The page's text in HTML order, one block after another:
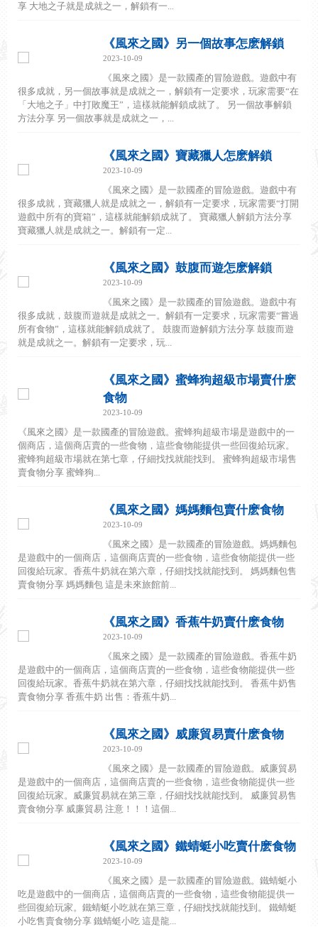
享 大地之子就是成就之一，解鎖有一...
《風來之國》另一個故事怎麽解鎖
2023-10-09
《風來之國》是一款國產的冒險遊戲。遊戲中有
很多成就，另一個故事就是成就之一，解鎖有一定要求，玩家需要“在
「大地之子」中打敗魔王”，這樣就能解鎖成就了。 另一個故事解鎖
方法分享 另一個故事就是成就之一，...
《風來之國》寶藏獵人怎麽解鎖
2023-10-09
《風來之國》是一款國產的冒險遊戲。遊戲中有
很多成就，寶藏獵人就是成就之一，解鎖有一定要求，玩家需要“打開
遊戲中所有的寶箱”，這樣就能解鎖成就了。 寶藏獵人解鎖方法分享
寶藏獵人就是成就之一。解鎖有一定...
《風來之國》鼓腹而遊怎麽解鎖
2023-10-09
《風來之國》是一款國產的冒險遊戲。遊戲中有
很多成就，鼓腹而遊就是成就之一。解鎖有一定要求，玩家需要“嘗過
所有食物”，這樣就能解鎖成就了。 鼓腹而遊解鎖方法分享 鼓腹而遊
就是成就之一。解鎖有一定要求，玩...
《風來之國》蜜蜂狗超級市場賣什麽
食物
2023-10-09
《風來之國》是一款國產的冒險遊戲。蜜蜂狗超級市場是遊戲中的一
個商店，這個商店賣的一些食物，這些食物能提供一些回復給玩家。
蜜蜂狗超級市場就在第七章，仔細找找就能找到。 蜜蜂狗超級市場售
賣食物分享 蜜蜂狗...
《風來之國》媽媽麵包賣什麽食物
2023-10-09
《風來之國》是一款國產的冒險遊戲。媽媽麵包
是遊戲中的一個商店，這個商店賣的一些食物，這些食物能提供一些
回復給玩家。香蕉牛奶就在第六章，仔細找找就能找到。 媽媽麵包售
賣食物分享 媽媽麵包 這是未來旅館前...
《風來之國》香蕉牛奶賣什麽食物
2023-10-09
《風來之國》是一款國產的冒險遊戲。香蕉牛奶
是遊戲中的一個商店，這個商店賣的一些食物，這些食物能提供一些
回復給玩家。香蕉牛奶就在第六章，仔細找找就能找到。 香蕉牛奶售
賣食物分享 香蕉牛奶 出售：香蕉牛奶...
《風來之國》威廉貿易賣什麽食物
2023-10-09
《風來之國》是一款國產的冒險遊戲。威廉貿易
是遊戲中的一個商店，這個商店賣的一些食物，這些食物能提供一些
回復給玩家。威廉貿易就在第三章，仔細找找就能找到。 威廉貿易售
賣食物分享 威廉貿易 注意！！！這個...
《風來之國》鐵蜻蜓小吃賣什麽食物
2023-10-09
《風來之國》是一款國產的冒險遊戲。鐵蜻蜓小
吃是遊戲中的一個商店，這個商店賣的一些食物，這些食物能提供一
些回復給玩家。鐵蜻蜓小吃就在第三章，仔細找找就能找到。 鐵蜻蜓
小吃售賣食物分享 鐵蜻蜓小吃 這是龍...